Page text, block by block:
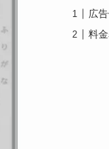
広告
料